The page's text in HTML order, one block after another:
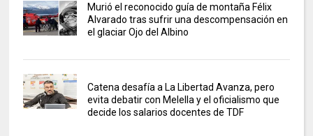
Murió el reconocido guía de montaña Félix
Alvarado tras sufrir una descompensación en
el glaciar Ojo del Albino
Catena desafía a La Libertad Avanza, pero
evita debatir con Melella y el oficialismo que
decide los salarios docentes de TDF